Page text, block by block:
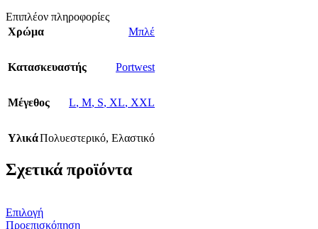
Επιπλέον πληροφορίες
Χρώμα
Μπλέ
Κατασκευαστής Portwest
Μέγεθος L, M, S, XL, XXL
ΥλικάΠολυεστερικό, Ελαστικό
Σχετικά προϊόντα
ΕπιλογήΑυτό
το
Προεπισκόπηση